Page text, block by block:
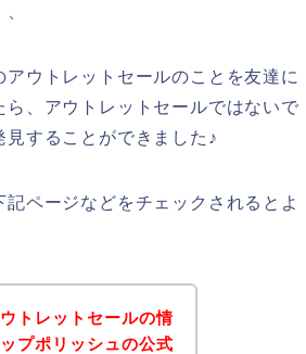
ウトレットセールのことを友達に
、アウトレットセールではないで
することができました♪
ページなどをチェックされるとよ
トレットセールの情
プポリッシュの公式